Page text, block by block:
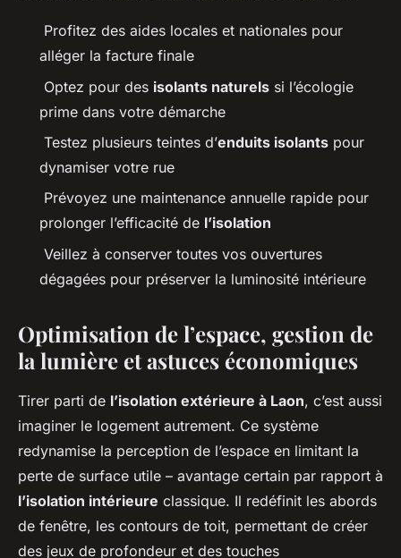
Profitez des aides locales et nationales pour
alléger la facture finale
Optez pour des isolants naturels si l’écologie
prime dans votre démarche
Testez plusieurs teintes d’enduits isolants pour
dynamiser votre rue
Prévoyez une maintenance annuelle rapide pour
prolonger l’efficacité de l’isolation
Veillez à conserver toutes vos ouvertures
dégagées pour préserver la luminosité intérieure
Optimisation de l’espace, gestion de
la lumière et astuces économiques
Tirer parti de l’isolation extérieure à Laon, c’est aussi
imaginer le logement autrement. Ce système
redynamise la perception de l’espace en limitant la
perte de surface utile – avantage certain par rapport à
l’isolation intérieure classique. Il redéfinit les abords
de fenêtre, les contours de toit, permettant de créer
des jeux de profondeur et des touches